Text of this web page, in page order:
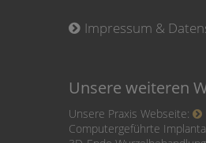
Impressum &
Unsere weiteren
Unsere Praxis Webseite:
Computergeführte